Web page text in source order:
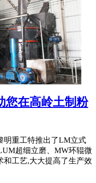
您在高岭土制粉
明重工特推出了LM立式
超细立磨、MW环辊微
和工艺,大大提高了生产效